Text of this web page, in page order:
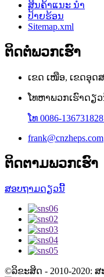
ສິນຄ້າແນະ ນຳ
ປ້າຍຮ້ອນ
Sitemap.xml
ຕິດ​ຕໍ່​ພວກ​ເຮົາ
ເຂດ ເໜືອ, ເຂດອຸ
ໂທຫາພວກເຮົາດຽວ
ໂທ 0086-
frank@cnzheps.com
ຕິດ​ຕາມ​ພວກ​ເຮົາ
ສອບຖາມດຽວນີ້
©ລິຂະສິດ - 2010-2020: